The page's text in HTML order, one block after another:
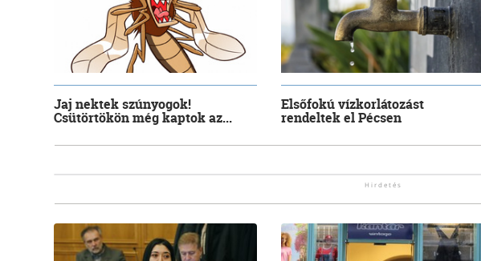
Jaj nektek szúnyogok!
Csütörtökön még kaptok az...
Elsőfokú vízkorlátozást
rendeltek el Pécsen